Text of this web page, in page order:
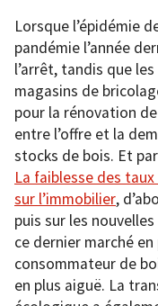
Lorsque l’épidémie
pandémie l’année
l’arrêt, tandis que
magasins de
pour la rénovation
entre l’offre et la
stocks de bois. Et
La faiblesse des
sur l’immobilier,
puis sur les
ce dernier marché
consommateur de
en plus aiguë. La